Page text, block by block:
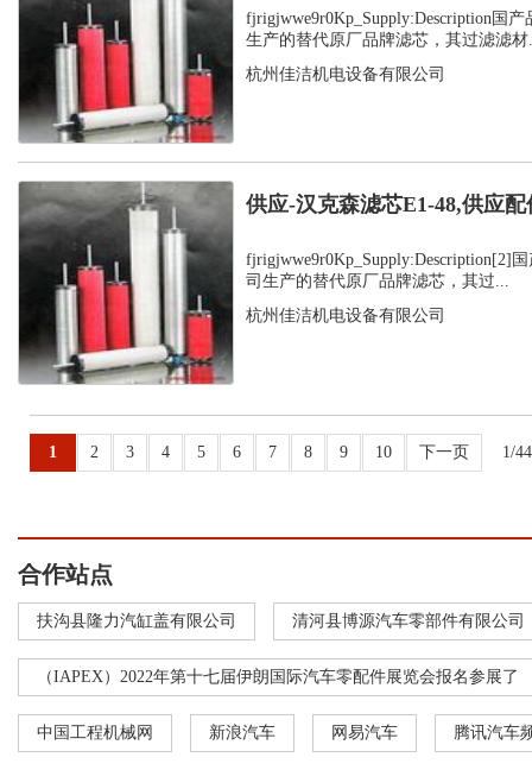
fjrigjwwe9r0Kp_Supply:Description国
生产的替代原厂品牌滤芯，其过滤滤材
杭州佳洁机电设备有限公司
供应-汉克森滤芯E1-48,供应配
fjrigjwwe9r0Kp_Supply:Description[2]
司生产的替代原厂品牌滤芯，其过...
杭州佳洁机电设备有限公司
1 2 3 4 5 6 7 8 9 10 下一页 1/
合作站点
扶沟县隆力汽缸盖有限公司 清河县博源汽车零部件有限公司
（IAPEX）2022年第十七届伊朗国际汽车零配件展览会报名参展了
中国工程机械网 新浪汽车 网易汽车 腾讯汽车